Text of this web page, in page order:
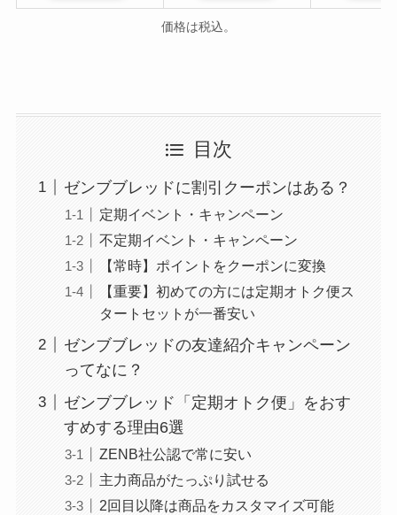
価格は税込。
目次
ゼンブブレッドに割引クーポンはある？
定期イベント・キャンペーン
不定期イベント・キャンペーン
【常時】ポイントをクーポンに変換
【重要】初めての方には定期オトク便ス
タートセットが一番安い
ゼンブブレッドの友達紹介キャンペーン
ってなに？
ゼンブブレッド「定期オトク便」をおす
すめする理由6選
ZENB社公認で常に安い
主力商品がたっぷり試せる
2回目以降は商品をカスタマイズ可能